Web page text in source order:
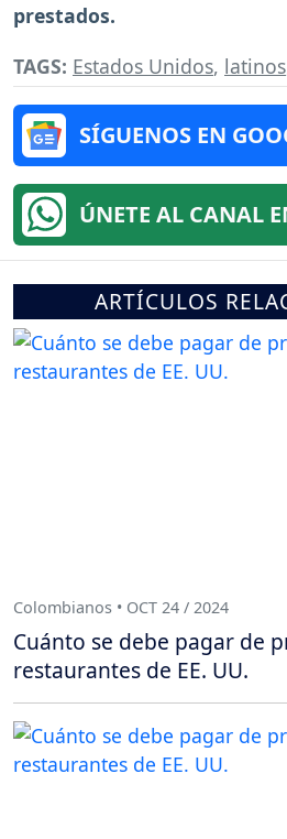
prestados.
TAGS: Estados Unidos, latinos
SÍGUENOS EN
ÚNETE AL CANAL
ARTÍCULOS
Colombianos • OCT 24 / 2024
Cuánto se debe pagar de
restaurantes de EE. UU.